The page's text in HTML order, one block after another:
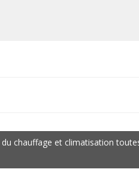
du chauffage et climatisation